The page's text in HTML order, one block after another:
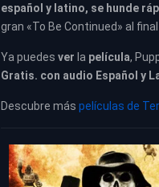
español y latino, se hunde
gran «To Be Continued» al
Ya puedes ver la película,
Gratis. con audio Español y
Descubre más películas de